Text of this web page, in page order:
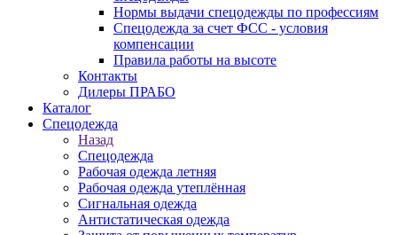
Нормы выдачи спецодежды по профессиям
Спецодежда за счет ФСС - условия
компенсации
Правила работы на высоте
Контакты
Дилеры ПРАБО
Каталог
Спецодежда
Назад
Спецодежда
Рабочая одежда летняя
Рабочая одежда утеплённая
Сигнальная одежда
Антистатическая одежда